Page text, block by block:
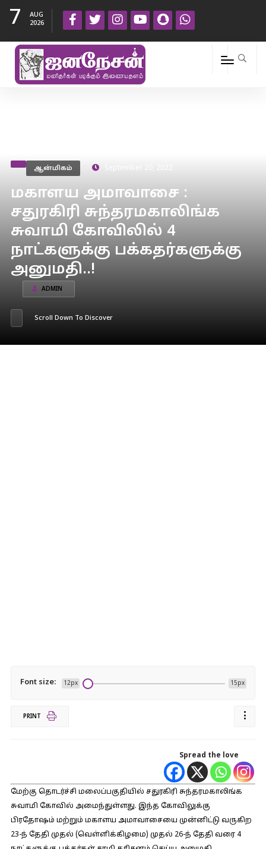
7
AUG
2026
ஆன்மிகம்
மகாளய அமாவாசை :
சதுரகிரி சுந்தரமகாலிங்க
சுவாமி கோவிலில் 4
நாட்களுக்கு பக்கதர்களுக்கு
அனுமதி..!
ADMIN
Scroll Down To Discover
Font size: 12px 15px
PRINT
Spread the love
மேற்கு தொடர்ச்சி மலைப்பகுதியில் சதுரகிரி சுந்தரமகாலிங்க
சுவாமி கோவில் அமைந்துள்ளது. இந்த கோவிலுக்கு
பிரதோஷம் மற்றும் மகாளய அமாவாசையை முன்னிட்டு வருகிற
23-ந் தேதி முதல் (வெள்ளிக்கிழமை) முதல் 26-ந் தேதி வரை 4